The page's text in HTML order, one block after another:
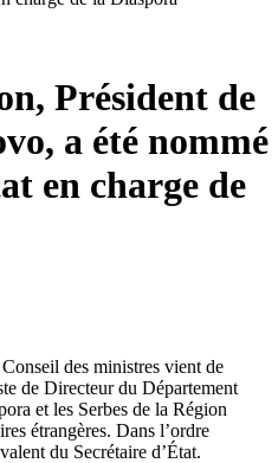
Président de
a été nommé
en charge de
des ministres vient de
de Directeur du Département
et les Serbes de la Région
étrangères. Dans l’ordre
du Secrétaire d’État.